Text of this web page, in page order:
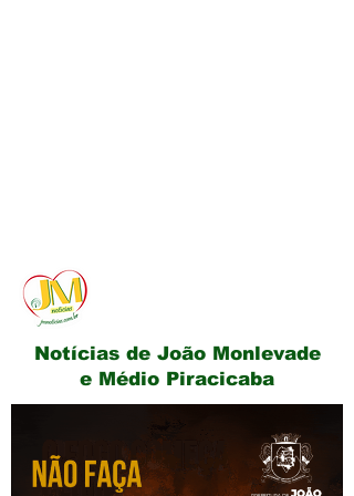
Notícias de João Monlevade
e Médio Piracicaba